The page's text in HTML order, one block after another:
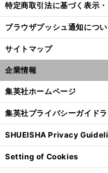
。
特定商取引法に基づく表示
ブラウザプッシュ通知につ
サイトマップ
企業情報
集英社ホームページ
集英社プライバシーガイド
SHUEISHA Privacy
Setting of Cookies